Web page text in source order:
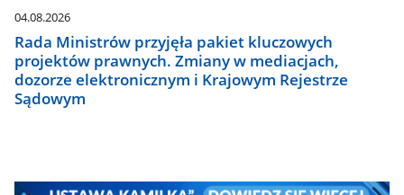
04.08.2026
Rada Ministrów przyjęła pakiet kluczowych
projektów prawnych. Zmiany w mediacjach,
dozorze elektronicznym i Krajowym Rejestrze
Sądowym